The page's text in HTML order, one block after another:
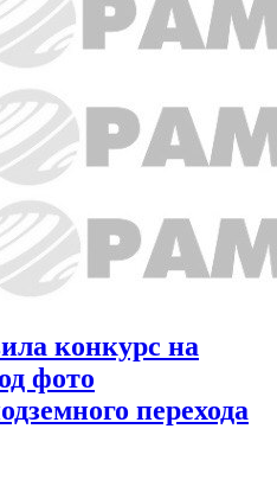
конкурс на
фото
перехода